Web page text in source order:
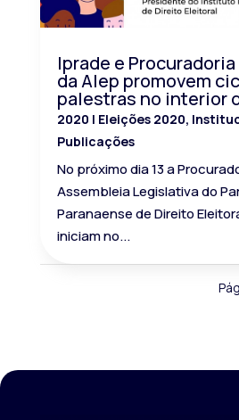
Iprade e
da Alep promovem
palestras no interior
2020 | Eleições 2020,
Publicações
No próximo dia 13 a
Assembleia Legislativa do
Paranaense de Direito
iniciam no...